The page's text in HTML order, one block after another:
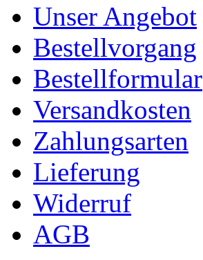
Unser Angebot
Bestellvorgang
Bestellformular
Versandkosten
Zahlungsarten
Lieferung
Widerruf
AGB